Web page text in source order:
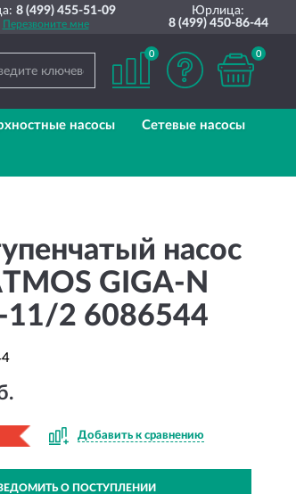
ДОСТАВИМ ПО ВСЕЙ РОССИИ
8 (499) 455-51-09
Перезвоните мне
Юрлица:
8 (499) 450-86-44
0 0
насосы Сетевые насосы
насос
GIGA-N
2 6086544
Добавить к сравнению
О ПОСТУПЛЕНИИ